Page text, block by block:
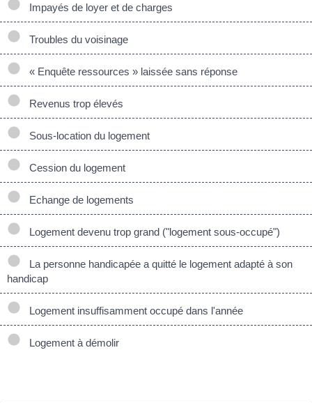
Impayés de loyer et de charges
Troubles du voisinage
« Enquête ressources » laissée sans réponse
Revenus trop élevés
Sous-location du logement
Cession du logement
Echange de logements
Logement devenu trop grand ("logement sous-occupé")
La personne handicapée a quitté le logement adapté à son
handicap
Logement insuffisamment occupé dans l'année
Logement à démolir